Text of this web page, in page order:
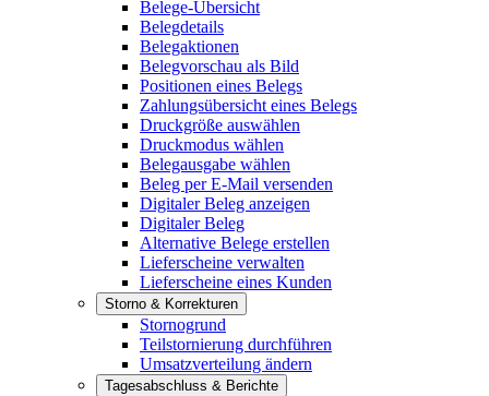
Belege-Übersicht
Belegdetails
Belegaktionen
Belegvorschau als Bild
Positionen eines Belegs
Zahlungsübersicht eines Belegs
Druckgröße auswählen
Druckmodus wählen
Belegausgabe wählen
Beleg per E-Mail versenden
Digitaler Beleg anzeigen
Digitaler Beleg
Alternative Belege erstellen
Lieferscheine verwalten
Lieferscheine eines Kunden
Storno & Korrekturen
Stornogrund
Teilstornierung durchführen
Umsatzverteilung ändern
Tagesabschluss & Berichte